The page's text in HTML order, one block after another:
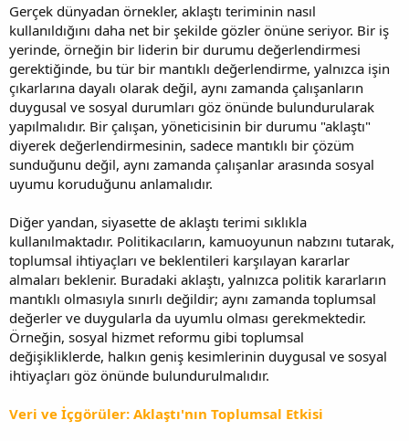
Gerçek dünyadan örnekler, aklaştı teriminin nasıl
kullanıldığını daha net bir şekilde gözler önüne seriyor. Bir iş
yerinde, örneğin bir liderin bir durumu değerlendirmesi
gerektiğinde, bu tür bir mantıklı değerlendirme, yalnızca işin
çıkarlarına dayalı olarak değil, aynı zamanda çalışanların
duygusal ve sosyal durumları göz önünde bulundurularak
yapılmalıdır. Bir çalışan, yöneticisinin bir durumu "aklaştı"
diyerek değerlendirmesinin, sadece mantıklı bir çözüm
sunduğunu değil, aynı zamanda çalışanlar arasında sosyal
uyumu koruduğunu anlamalıdır.
Diğer yandan, siyasette de aklaştı terimi sıklıkla
kullanılmaktadır. Politikacıların, kamuoyunun nabzını tutarak,
toplumsal ihtiyaçları ve beklentileri karşılayan kararlar
almaları beklenir. Buradaki aklaştı, yalnızca politik kararların
mantıklı olmasıyla sınırlı değildir; aynı zamanda toplumsal
değerler ve duygularla da uyumlu olması gerekmektedir.
Örneğin, sosyal hizmet reformu gibi toplumsal
değişikliklerde, halkın geniş kesimlerinin duygusal ve sosyal
ihtiyaçları göz önünde bulundurulmalıdır.
Veri ve İçgörüler: Aklaştı'nın Toplumsal Etkisi